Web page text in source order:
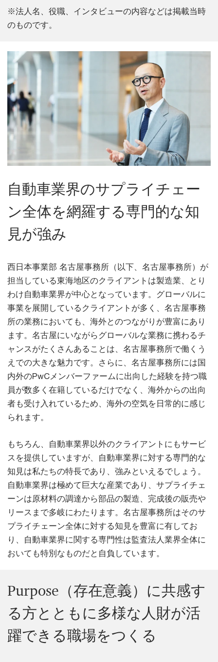
※法人名、役職、インタビューの内容などは掲載当時
のものです。
自動車業界のサプライチェー
ン全体を網羅する専門的な知
見が強み
西日本事業部 名古屋事務所（以下、名古屋事務所）が
担当している東海地区のクライアントは製造業、とり
わけ自動車業界が中心となっています。グローバルに
事業を展開しているクライアントが多く、名古屋事務
所の業務においても、海外とのつながりが豊富にあり
ます。名古屋にいながらグローバルな業務に携わるチ
ャンスがたくさんあることは、名古屋事務所で働くう
えでの大きな魅力です。さらに、名古屋事務所には国
内外のPwCメンバーファームに出向した経験を持つ職
員が数多く在籍しているだけでなく、海外からの出向
者も受け入れているため、海外の空気を日常的に感じ
られます。
もちろん、自動車業界以外のクライアントにもサービ
スを提供していますが、自動車業界に対する専門的な
知見は私たちの特長であり、強みといえるでしょう。
自動車業界は極めて巨大な産業であり、サプライチェ
ーンは原材料の調達から部品の製造、完成後の販売や
リースまで多岐にわたります。名古屋事務所はそのサ
プライチェーン全体に対する知見を豊富に有してお
り、自動車業界に関する専門性は監査法人業界全体に
おいても特別なものだと自負しています。
Purpose（存在意義）に共感す
る方とともに多様な人財が活
躍できる職場をつくる